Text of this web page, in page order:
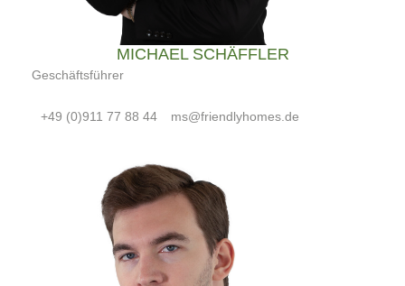
MICHAEL SCHÄFFLER
Geschäftsführer
+49 (0)911 77 88 44 ms@friendlyhomes.de